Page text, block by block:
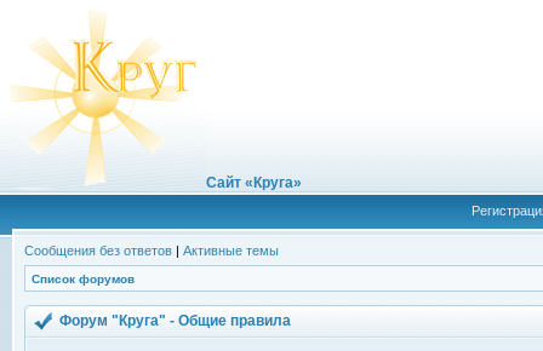
Сайт «Круга»
Сообщения без ответов | Активные темы
Список форумов
Форум "Круга" - Общие правила